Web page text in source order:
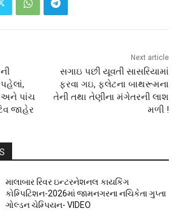
અને પાંચ
જાહેર
Next article
સગાઇ પછી યૂવતી સાસરિયામાં
ફરવા ગઇ, ફલેટના બાથરૂમના
તેની તથા તેણીના મંગેતરની લાશ
મળી !
માલાબાર રિવર ઇન્ટરનેશનલ કાયકિંગ
કોમ્પિટિશન-2026માં જામનગરના નચિકેતા ગુપ્તા
ગોલ્ડન ચેમ્પિયન- VIDEO